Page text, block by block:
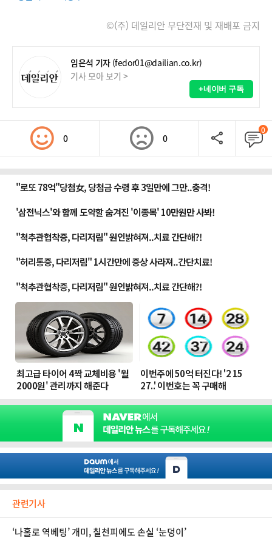
©(주) 데일리안 무단전재 및 재배포 금지
임은석 기자 (fedor01@dailian.co.kr)
기사 모아 보기 >
+네이버 구독
0 0
0
관련기사
‘나홀로 역베팅’ 개미, 칠천피에도 손실 ‘눈덩이’